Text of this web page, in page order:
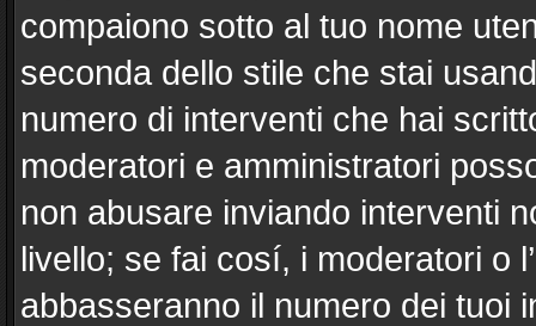
compaiono sotto al tuo nome
seconda dello stile che stai
numero di interventi che hai
moderatori e amministratori
non abusare inviando interventi
livello; se fai cosí, i moderatori o
abbasseranno il numero dei tuoi